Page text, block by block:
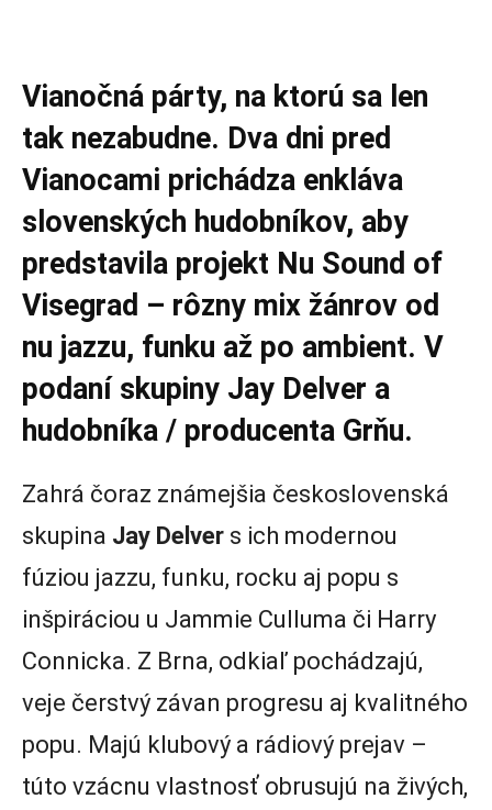
Vianočná párty, na ktorú sa len
tak nezabudne. Dva dni pred
Vianocami prichádza enkláva
slovenských hudobníkov, aby
predstavila projekt Nu Sound of
Visegrad – rôzny mix žánrov od
nu jazzu, funku až po ambient. V
podaní skupiny Jay Delver a
hudobníka / producenta Grňu.
Zahrá čoraz známejšia československá
skupina Jay Delver s ich modernou
fúziou jazzu, funku, rocku aj popu s
inšpiráciou u Jammie Culluma či Harry
Connicka. Z Brna, odkiaľ pochádzajú,
veje čerstvý závan progresu aj kvalitného
popu. Majú klubový a rádiový prejav –
túto vzácnu vlastnosť obrusujú na živých,